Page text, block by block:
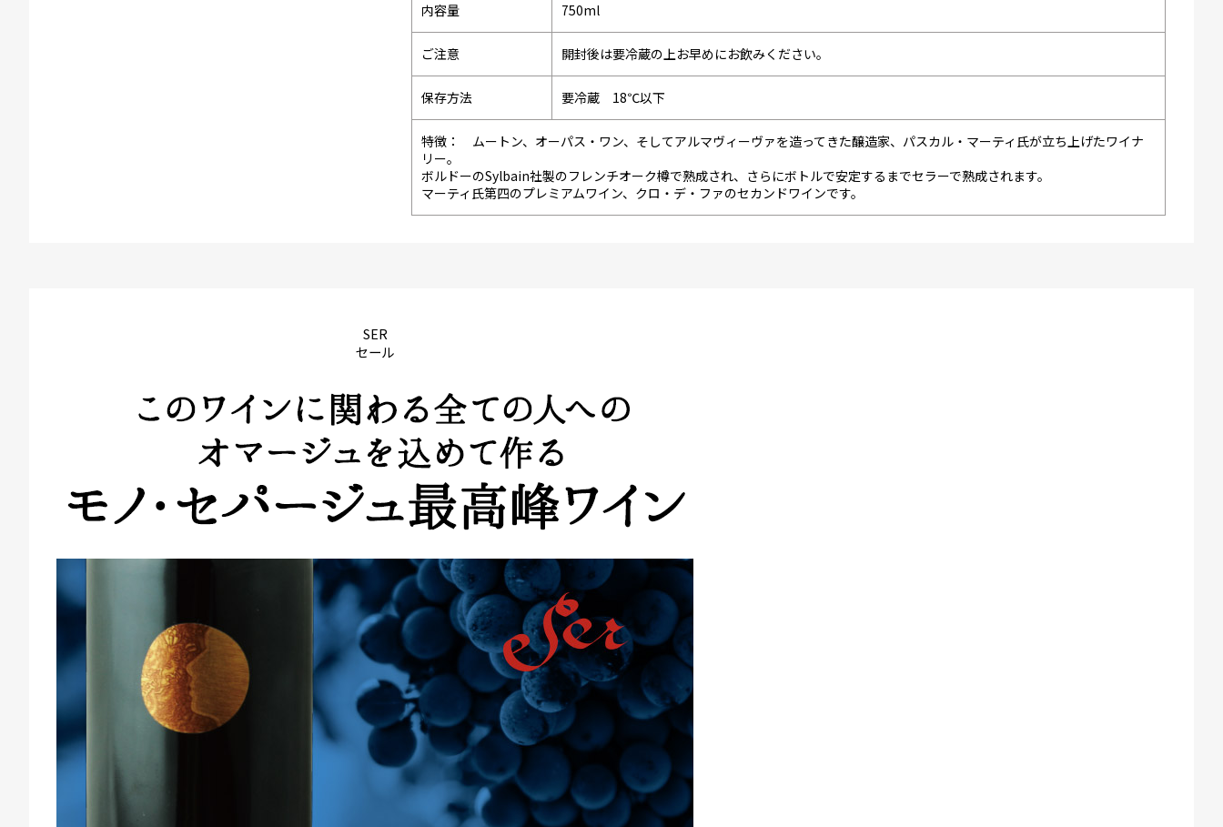
内容量 750ml
ご注意 開封後は要冷蔵の上お早めにお飲みください。
保存方法 要冷蔵 18℃以下
特徴： ムートン、オーパス・ワン、そしてアルマヴィーヴァを造ってきた醸造家、パスカル・マーティ氏が立ち上げたワイナ
リー。
ボルドーのSylbain社製のフレンチオーク樽で熟成され、さらにボトルで安定するまでセラーで熟成されます。
マーティ氏第四のプレミアムワイン、クロ・デ・ファのセカンドワインです。
SER
セール